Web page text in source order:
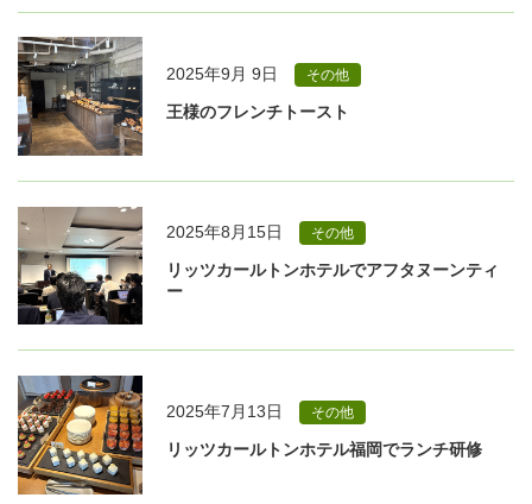
2025年9月 9日 その他
王様のフレンチトースト
2025年8月15日 その他
リッツカールトンホテルでアフタヌーンティ
ー
2025年7月13日 その他
リッツカールトンホテル福岡でランチ研修